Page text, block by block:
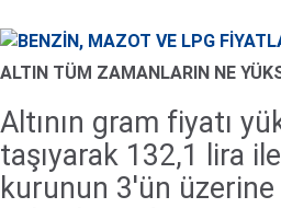
ALTIN TÜM ZAMANLARIN NE
Altının gram fiyatı
taşıyarak 132,1 lira
kurunun 3'ün üzerine